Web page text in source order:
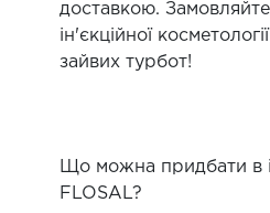
доставкою.
ін'єкційної
зайвих турбот!
Що можна придбати в
FLOSAL?